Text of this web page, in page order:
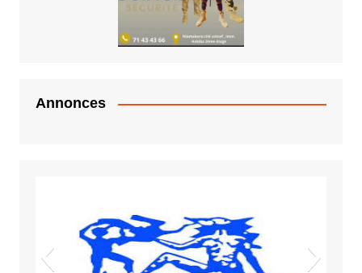
Sida VIH
Annonces